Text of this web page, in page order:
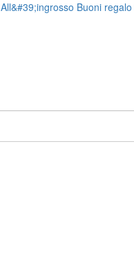
All&#39;ingrosso Buoni regalo